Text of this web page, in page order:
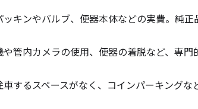
キンやバルブ、便器本体などの実費。純正
管内カメラの使用、便器の着脱など、専門
するスペースがなく、コインパーキングな